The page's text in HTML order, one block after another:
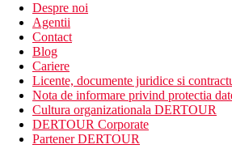
Despre noi
Agentii
Contact
Blog
Cariere
Licente, documente juridice si
Nota de informare privind protectia
Cultura organizationala DERTOUR
DERTOUR Corporate
Partener DERTOUR